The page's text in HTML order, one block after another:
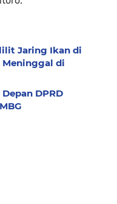
Jaring Ikan di
Meninggal di
DPRD